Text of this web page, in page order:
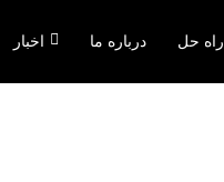
اخبار درباره ما راه حل